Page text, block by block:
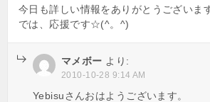
今日も詳しい情報をありがとうございま
では、応援です☆(^。^)
マメボー より:
2010-10-28 9:14 AM
Yebisuさんおはようございます。